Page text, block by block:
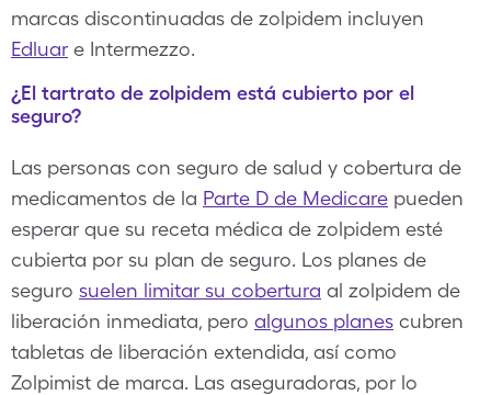
marcas discontinuadas de zolpidem incluyen
Edluar e Intermezzo.
¿El tartrato de zolpidem está cubierto por el
seguro?
Las personas con seguro de salud y cobertura de
medicamentos de la Parte D de Medicare pueden
esperar que su receta médica de zolpidem esté
cubierta por su plan de seguro. Los planes de
seguro suelen limitar su cobertura al zolpidem de
liberación inmediata, pero algunos planes cubren
tabletas de liberación extendida, así como
Zolpimist de marca. Las aseguradoras, por lo